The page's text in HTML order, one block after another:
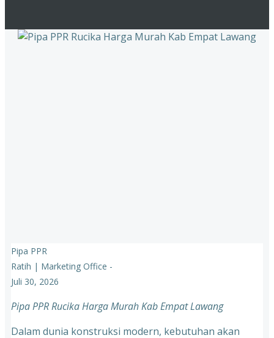
Pipa PPR
Ratih | Marketing Office -
Juli 30, 2026
Pipa PPR Rucika Harga Murah Kab Empat Lawang
Dalam dunia konstruksi modern, kebutuhan akan